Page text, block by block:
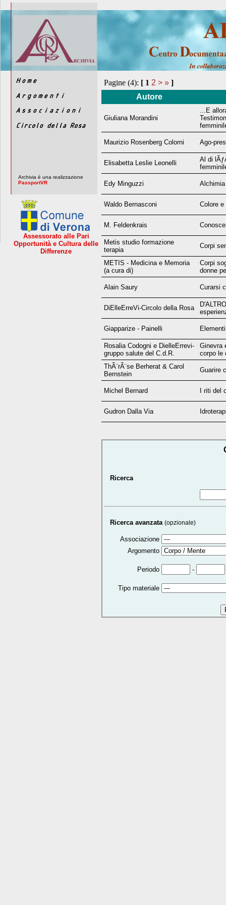
Archivia è una realizzazione
PassportVR
Assessorato alle Pari
Opportunità e Cultura delle
Differenze
Pagine (4): [ 1 2 > » ]
Autore
Giuliana Morandini
...E
Maurizio Rosenberg Colorni Ago-
Elisabetta Leslie Leonelli
Al di
Edy Minguzzi
Waldo Bernasconi Colore e
M. Feldenkrais
Metis studio formazione
terapia
Corpi
METIS - Medicina e Memoria
(a cura di)
Corpi
donne
Alain Saury Curarsi
DiElleErreVi-Circolo della Rosa
Giapparize - Painelli
Rosalia Codogni e DielleErrevi-
gruppo salute del C.d.R.
Ginevra
corpo le
ThÃ¨rÃ¨se Berherat & Carol
Bernstein
Guarire
Michel Bernard I riti del
Gudron Dalla Via
Ricerca
Ricerca avanzata (opzionale)
Associazione
Argomento
Periodo -
Tipo materiale